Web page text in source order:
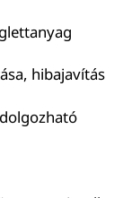
hibajavítás